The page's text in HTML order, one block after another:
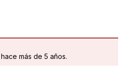
más de 5 años.